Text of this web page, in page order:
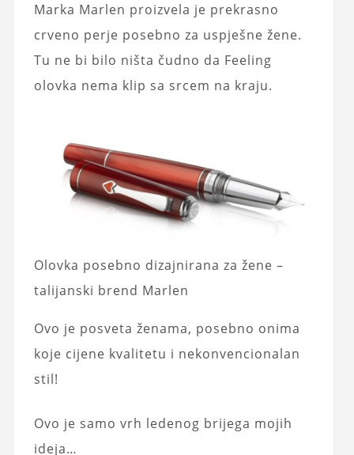
Marka Marlen proizvela je prekrasno
crveno perje posebno za uspješne žene.
Tu ne bi bilo ništa čudno da Feeling
olovka nema klip sa srcem na kraju.
Olovka posebno dizajnirana za žene –
talijanski brend Marlen
Ovo je posveta ženama, posebno onima
koje cijene kvalitetu i nekonvencionalan
stil!
Ovo je samo vrh ledenog brijega mojih
ideja…